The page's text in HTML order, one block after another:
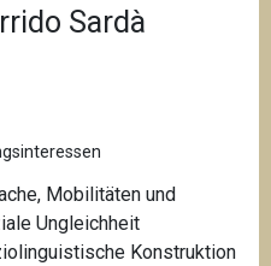
Sardà
Mobilitäten und
Ungleichheit
Konstruktion